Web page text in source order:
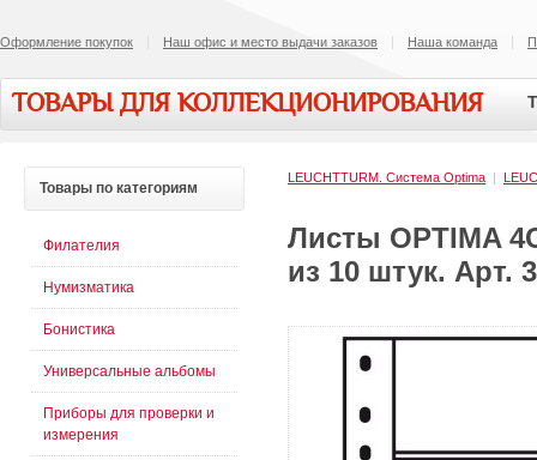
Оформление покупок Наш офис и место выдачи заказов Наша команда
ТОВАРЫ ДЛЯ КОЛЛЕКЦИОНИРОВАНИЯ
LEUCHTTURM. Система Optima |
Листы OPTIMA
из 10 штук. Арт.
Товары по категориям
Филателия
Нумизматика
Бонистика
Универсальные альбомы
Приборы для проверки и
измерения